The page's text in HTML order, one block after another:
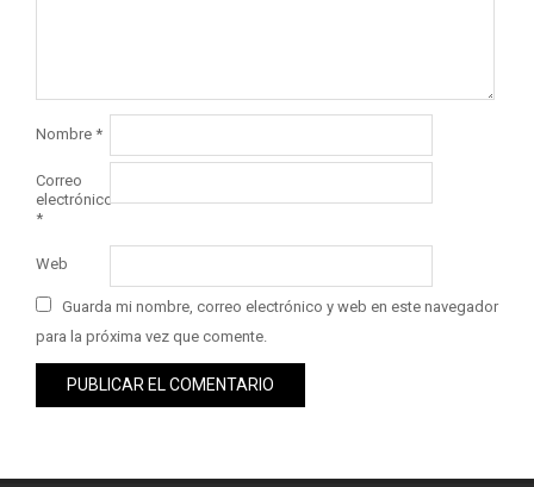
Nombre *
Correo
electrónico
*
Web
Guarda mi nombre, correo electrónico y web en este navegador
para la próxima vez que comente.